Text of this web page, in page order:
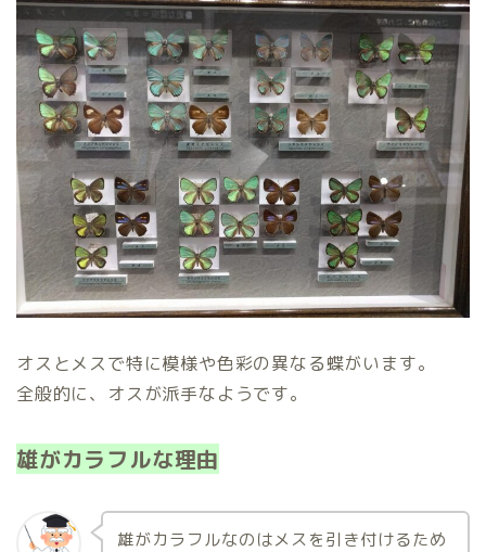
オスとメスで特に模様や色彩の異なる蝶がいます。
全般的に、オスが派手なようです。
雄がカラフルな理由
雄がカラフルなのはメスを引き付けるため